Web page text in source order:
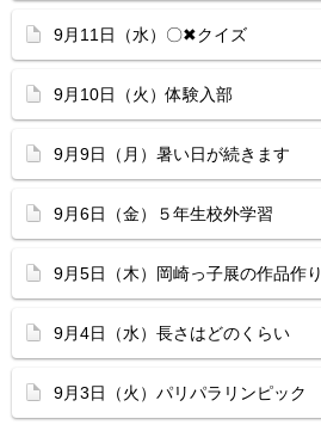
9月11日（水）〇✖クイズ
9月10日（火）体験入部
9月9日（月）暑い日が続きます
9月6日（金）５年生校外学習
9月5日（木）岡崎っ子展の作品作り
9月4日（水）長さはどのくらい
9月3日（火）パリパラリンピック